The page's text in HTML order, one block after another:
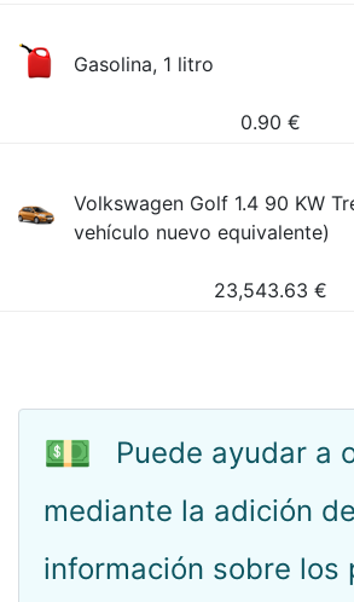
Gasolina, 1 litro
0.90 €
Volkswagen Golf 1.4 90 KW
vehículo nuevo equivalente)
23,543.63 €
💵
Puede ayudar a
mediante la adición de
información sobre los